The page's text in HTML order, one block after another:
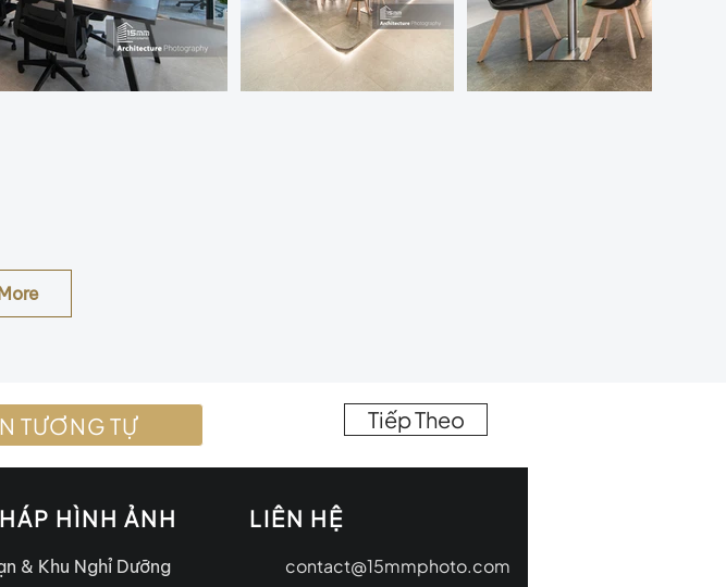
TƯƠNG TỰ Tiếp Theo
HÌNH ẢNH
& Khu Nghỉ Dưỡng
LIÊN HỆ
contact@15mmphoto.com